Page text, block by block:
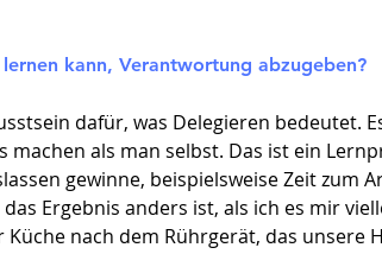
kann, Verantwortung abzugeben?
dafür, was Delegieren bedeutet.
machen als man selbst. Das ist ein
gewinne, beispielsweise Zeit zum
das Ergebnis anders ist, als ich es mir
Küche nach dem Rührgerät, das unsere